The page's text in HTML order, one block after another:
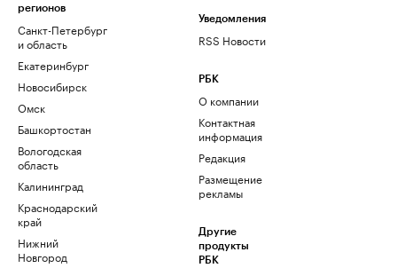
регионов
Санкт-Петербург
и область
Екатеринбург
Новосибирск
Омск
Башкортостан
Вологодская
область
Калининград
Краснодарский
край
Нижний
Новгород
Уведомления
RSS Новости
РБК
О компании
Контактная
информация
Редакция
Размещение
рекламы
Другие
продукты
РБК